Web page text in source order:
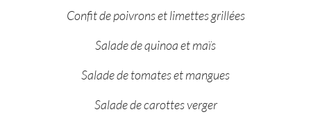
Confit de poivrons et limettes grillées
Salade de quinoa et maïs
Salade de tomates et mangues
Salade de carottes verger